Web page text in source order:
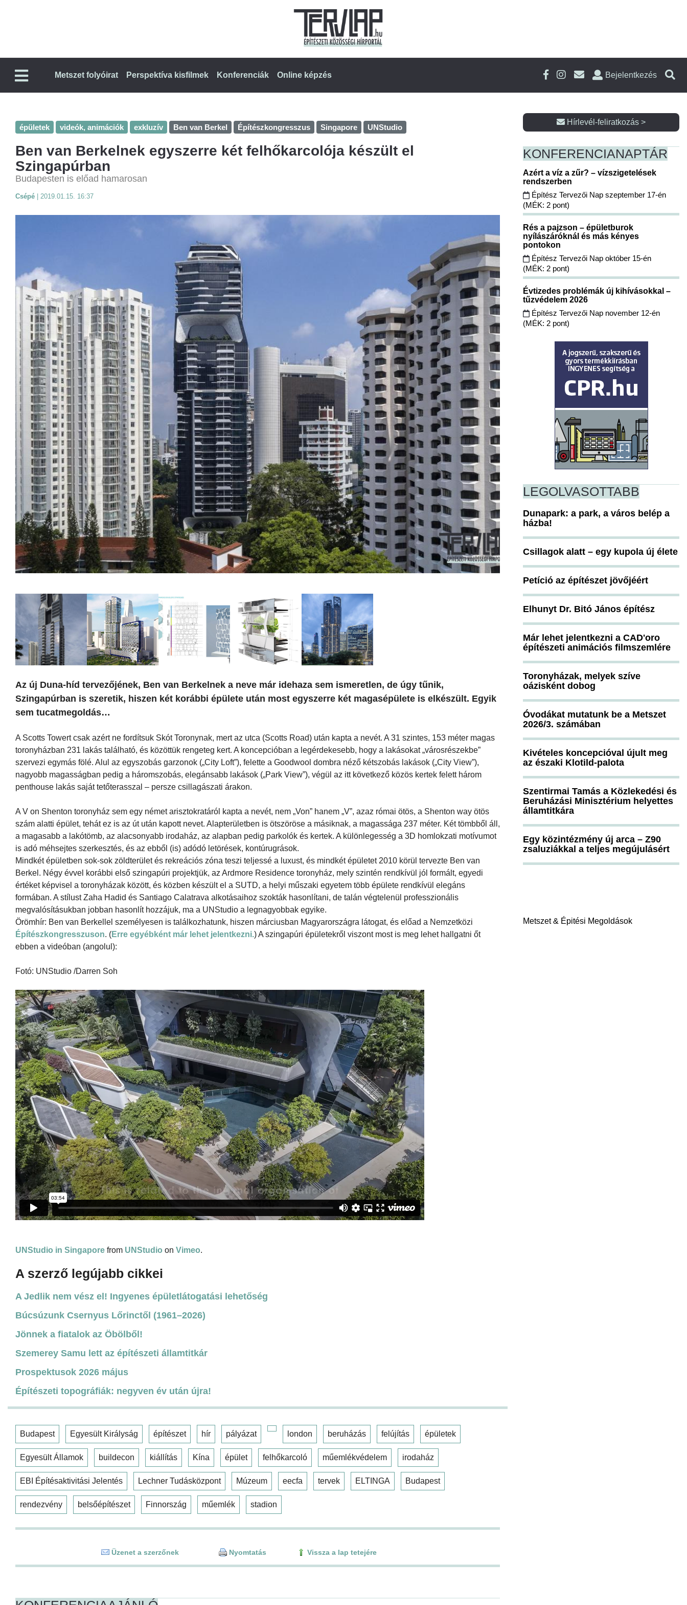
Metszet folyóirat Perspektíva kisfilmek Konferenciák Online képzés Bejelentkezés
épületek videók, animációk exkluzív Ben van Berkel Építészkongresszus Singapore UNStudio
Ben van Berkelnek egyszerre két felhőkarcolója készült el
Szingapúrban
Budapesten is előad hamarosan
Csépé 2019.01.15. 16:37
Az új Duna-híd tervezőjének, Ben van Berkelnek a neve már idehaza sem ismeretlen, de úgy tűnik,
Szingapúrban is szeretik, hiszen két korábbi épülete után most egyszerre két magasépülete is elkészült. Egyik
sem tucatmegoldás…
A Scotts Towert csak azért ne fordítsuk Skót Toronynak, mert az utca (Scotts Road) után kapta a nevét. A 31 szintes, 153 méter magas
toronyházban 231 lakás található, és közöttük rengeteg kert. A koncepcióban a legérdekesebb, hogy a lakásokat „városrészekbe”
szervezi egymás fölé. Alul az egyszobás garzonok („City Loft”), felette a Goodwool dombra néző kétszobás lakások („City View”),
nagyobb magasságban pedig a háromszobás, elegánsabb lakások („Park View”), végül az itt következő közös kertek felett három
penthouse lakás saját tetőterasszal – persze csillagászati árakon.
A V on Shenton toronyház sem egy német arisztokratáról kapta a nevét, nem „Von” hanem „V”, azaz római ötös, a Shenton way ötös
szám alatti épület, tehát ez is az út után kapott nevet. Alapterületben is ötszöröse a másiknak, a magassága 237 méter. Két tömbből áll,
a magasabb a lakótömb, az alacsonyabb irodaház, az alapban pedig parkolók és kertek. A különlegesség a 3D homlokzati motívumot
is adó méhsejtes szerkesztés, és az ebből (is) adódó letörések, kontúrugrások.
Mindkét épületben sok-sok zöldterület és rekreációs zóna teszi teljessé a luxust, és mindkét épületet 2010 körül tervezte Ben van
Berkel. Négy évvel korábbi első szingapúri projektjük, az Ardmore Residence toronyház, mely szintén rendkívül jól formált, egyedi
értéket képvisel a toronyházak között, és közben készült el a SUTD, a helyi műszaki egyetem több épülete rendkívül elegáns
formában. A stílust Zaha Hadid és Santiago Calatrava alkotásaihoz szokták hasonlítani, de talán végtelenül professzionális
megvalósításukban jobban hasonlít hozzájuk, ma a UNStudio a legnagyobbak egyike.
Örömhír: Ben van Berkellel személyesen is találkozhatunk, hiszen márciusban Magyarországra látogat, és előad a Nemzetközi
Építészkongresszuson. (Erre egyébként már lehet jelentkezni.) A szingapúri épületekről viszont most is meg lehet hallgatni őt
ebben a videóban (angolul):
Fotó: UNStudio /Darren Soh
UNStudio in Singapore from UNStudio on Vimeo.
A szerző legújabb cikkei
A Jedlik nem vész el! Ingyenes épületlátogatási lehetőség
Búcsúzunk Csernyus Lőrinctől (1961–2026)
Jönnek a fiatalok az Öbölből!
Szemerey Samu lett az építészeti államtitkár
Prospektusok 2026 május
Építészeti topográfiák: negyven év után újra!
Budapest Egyesült Királyság építészet hír pályázat london beruházás felújítás épületek
Egyesült Államok buildecon kiállítás Kína épület felhőkarcoló műemlékvédelem irodaház
EBI Építésaktivitási Jelentés Lechner Tudásközpont Múzeum eecfa tervek ELTINGA Budapest
rendezvény belsőépítészet Finnország műemlék stadion
Üzenet a szerzőnek Nyomtatás Vissza a lap tetejére
Hírlevél-feliratkozás >
KONFERENCIANAPTÁR
Azért a víz a zűr? – vízszigetelések
rendszerben
Építész Tervezői Nap szeptember 17-én
(MÉK: 2 pont)
Rés a pajzson – épületburok
nyílászáróknál és más kényes
pontokon
Építész Tervezői Nap október 15-én
(MÉK: 2 pont)
Évtizedes problémák új kihívásokkal –
tűzvédelem 2026
Építész Tervezői Nap november 12-én
(MÉK: 2 pont)
LEGOLVASOTTABB
Dunapark: a park, a város belép a
házba!
Csillagok alatt – egy kupola új élete
Petíció az építészet jövőjéért
Elhunyt Dr. Bitó János építész
Már lehet jelentkezni a CAD'oro
építészeti animációs filmszemlére
Toronyházak, melyek szíve
oázisként dobog
Óvodákat mutatunk be a Metszet
2026/3. számában
Kivételes koncepcióval újult meg
az északi Klotild-palota
Szentirmai Tamás a Közlekedési és
Beruházási Minisztérium helyettes
államtitkára
Egy közintézmény új arca – Z90
zsaluziákkal a teljes megújulásért
Metszet & Épitési Megoldások